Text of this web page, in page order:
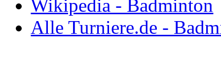
Wikipedia - Badminton
Alle Turniere.de -